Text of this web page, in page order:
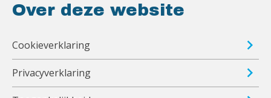
Over deze website
Cookieverklaring
Privacyverklaring